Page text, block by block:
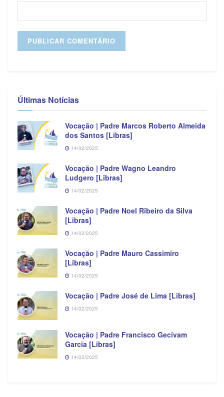
Últimas Notícias
Vocação | Padre Marcos Roberto Almeida
dos Santos [Libras]
14/02/2025
Vocação | Padre Wagno Leandro
Ludgero [Libras]
14/02/2025
Vocação | Padre Noel Ribeiro da Silva
[Libras]
14/02/2025
Vocação | Padre Mauro Cassimiro
[Libras]
14/02/2025
Vocação | Padre José de Lima [Libras]
14/02/2025
Vocação | Padre Francisco Gecivam
Garcia [Libras]
14/02/2025